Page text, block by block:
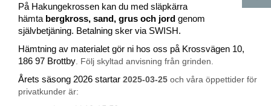
På Hakungekrossen kan du med släpkärra
hämta bergkross, sand, grus och jord genom
självbetjäning. Betalning sker via SWISH.
Hämtning av materialet gör ni hos oss på Krossvägen 10,
186 97 Brottby . Följ skyltad anvisning från grinden.
Årets säsong 2026 startar 2025-03-25 och våra öppettider för
privatkunder är: